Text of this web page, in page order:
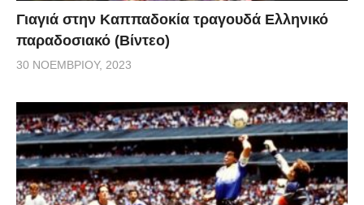
Γιαγιά στην Καππαδοκία τραγουδά Ελληνικό
παραδοσιακό (Βίντεο)
30 ΝΟΕΜΒΡΊΟΥ, 2023